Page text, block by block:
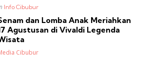
Info Cibubur
dan Lomba Anak Meriahkan
Agustusan di Vivaldi Legenda
Cibubur